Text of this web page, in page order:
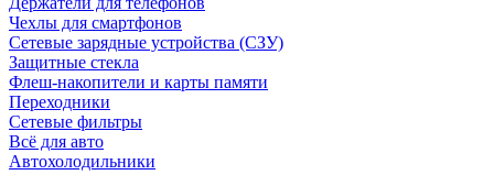
Чехлы для смартфонов
Сетевые зарядные устройства (СЗУ)
Защитные стекла
Флеш-накопители и карты памяти
Переходники
Сетевые фильтры
Всё для авто
Автохолодильники